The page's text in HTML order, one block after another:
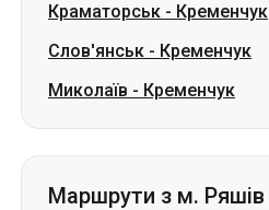
Краматорськ - Кременчук
Слов'янськ - Кременчук
Миколаїв - Кременчук
Маршрути з м. Ряшів